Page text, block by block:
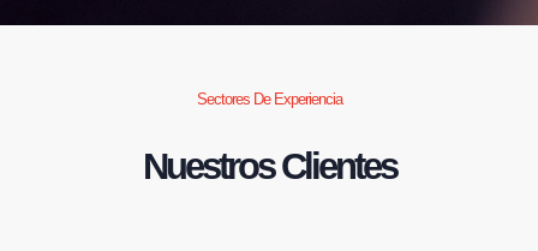
Sectores De Experiencia
Nuestros Clientes